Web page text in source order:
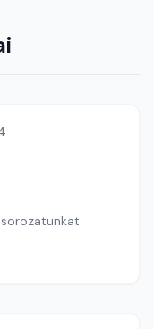
sorozatunkat